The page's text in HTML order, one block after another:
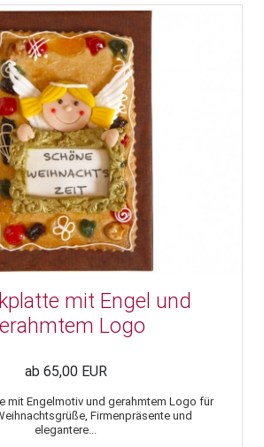
mit Engel und
Logo
ab 65,00 EUR
mit Engelmotiv und gerahmtem Logo für
Firmenpräsente und
elegantere...